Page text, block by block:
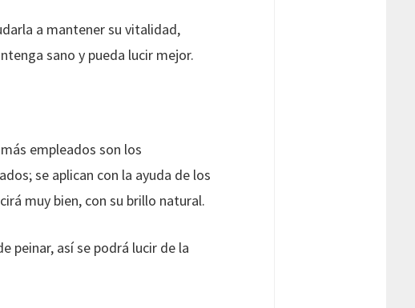
a mantener su vitalidad,
sano y pueda lucir mejor.
empleados son los
se aplican con la ayuda de los
muy bien, con su brillo natural.
peinar, así se podrá lucir de la